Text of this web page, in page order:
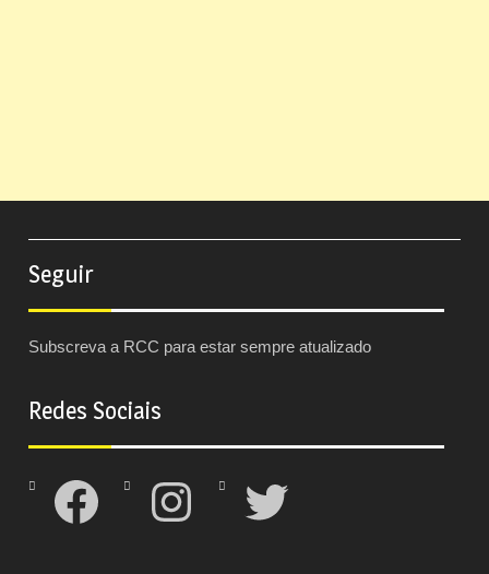
Seguir
Subscreva a RCC para estar sempre atualizado
Redes Sociais
Facebook Instagram Twitter